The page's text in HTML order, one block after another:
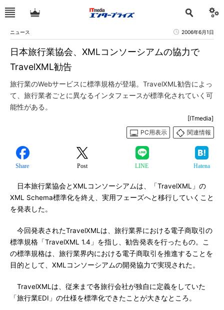
ニュース 2006年6月1日
日本旅行業協会、XMLコンソーシアムの協力で
TravelXML勧告
旅行業のWebサービスに標準規格が登場。TravelXML勧告によっ
て、旅行業者ごとに異なるインタフェースが標準化されていく可
能性がある。
[ITmedia]
PC用表示
関連情報
Share Post LINE Hatena
日本旅行業協会とXMLコンソーシアムは、「TravelXML」の
XML Schema標準化を終え、実用フェーズへと移行していくこと
を発表した。
今回発表されたTravelXMLは、旅行業界における電子商取引の
標準規格「TravelXML 1.4」を指し、勧告発表を行ったもの。こ
の標準規格は、旅行業界内における電子商取引を推進することを
目的として、XMLコンソーシアムの開発協力で実現された。
TravelXMLは、従来まで各旅行会社が独自に定義をしていた
「旅行業EDI」の仕様を標準化できたことが大きなところ。